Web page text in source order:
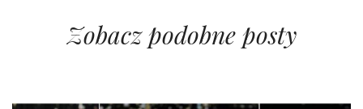
Zobacz podobne posty